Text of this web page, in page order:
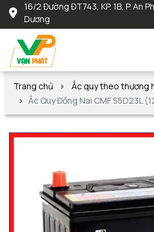
16/2 Đường ĐT743, KP. 1B, P. An
Dương
Trang chủ Ắc quy theo thương
Ắc Quy Đồng Nai CMF 55D23L